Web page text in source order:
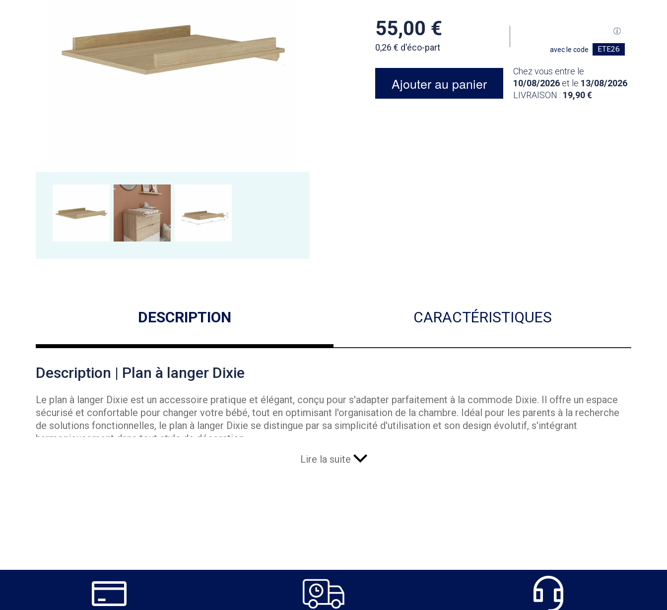
55,00
0,26 d'éco-part avec le code ETE26
Ajouter au panier
Chez vous entre le
10/08/2026 et le 13/08/2026
LIVRAISON : 19,90
DESCRIPTION CARACTÉRISTIQUES
Description | Plan à langer Dixie
Le plan à langer Dixie est un accessoire pratique et élégant, conçu pour s'adapter parfaitement à la commode Dixie. Il offre un espace
sécurisé et confortable pour changer votre bébé, tout en optimisant l'organisation de la chambre. Idéal pour les parents à la recherche
de solutions fonctionnelles, le plan à langer Dixie se distingue par sa simplicité d'utilisation et son design évolutif, s'intégrant
harmonieusement dans tout style de décoration.
Un design pratique et évolutif
Lire la suite